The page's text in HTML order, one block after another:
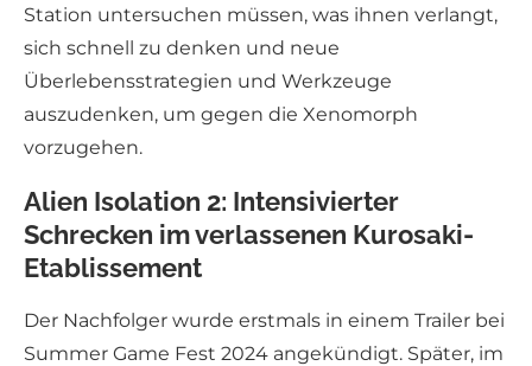
Station untersuchen müssen, was ihnen verlangt,
sich schnell zu denken und neue
Überlebensstrategien und Werkzeuge
auszudenken, um gegen die Xenomorph
vorzugehen.
Alien Isolation 2: Intensivierter
Schrecken im verlassenen Kurosaki-
Etablissement
Der Nachfolger wurde erstmals in einem Trailer bei
Summer Game Fest 2024 angekündigt. Später, im